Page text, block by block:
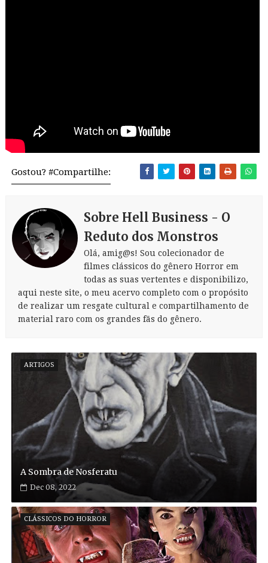
Gostou? #Compartilhe:
Sobre Hell Business - O
Reduto dos Monstros
Olá, amig@s! Sou colecionador de
filmes clássicos do gênero Horror em
todas as suas vertentes e disponibilizo,
aqui neste site, o meu acervo completo com o propósito
de realizar um resgate cultural e compartilhamento de
material raro com os grandes fãs do gênero.
ARTIGOS
A Sombra de Nosferatu
Dec 08, 2022
CLÁSSICOS DO HORROR